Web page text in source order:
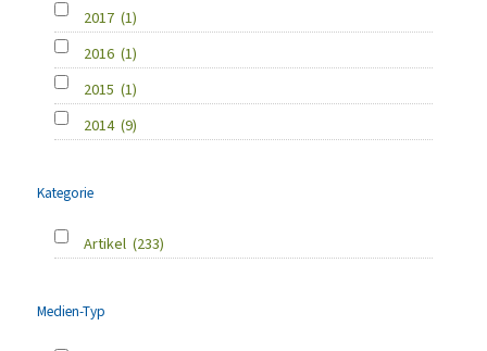
2017 (1)
2016 (1)
2015 (1)
2014 (9)
Kategorie
Artikel (233)
Medien-Typ